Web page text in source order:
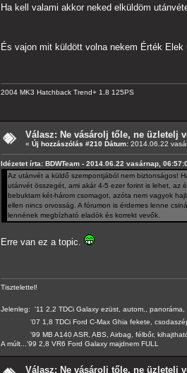
Ha kell valami akkor neked elküldöm
És vajon mit küldött volna nekem Érték
2004 MK3 Hatchback Trend+ 1.8 125PS
Válasz: Ne vásárolj tőle, ne üzletelj
« Új hozzászólás #210 Dátum: 2014.06.22
Idézetet írta: BDWTeam - 2014.06.22 vasárnap,
Az utánvét a küldő szempontjából nem biztonságos!
utánvét összegét, ami akár 4-5 ezer forint is lehet, az
bebuktam két-három csomagot, azóta nem vagyok
ellen nincs orvosság. A fórumon is érdemes lenne
lennének megbízható eladók és korrekt vevők.
Erre van ez a topic.
Tisztelettel!
Jelenleg: '11 2,2 TDCi Galaxy ezüst, autom.,
'07 1,8 TDCi Ford C-Max Ghia fekete,
'99 MB A140 ASR, ABS, Airbag, félbőr, kihajtható
A múlt...'99 2,8 VR6 Ford Galaxy majdnem FULL
Válasz: Ne vásárolj tőle, ne üzletelj